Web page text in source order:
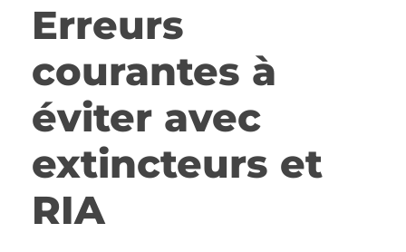
Erreurs
courantes à
éviter avec
extincteurs et
RIA